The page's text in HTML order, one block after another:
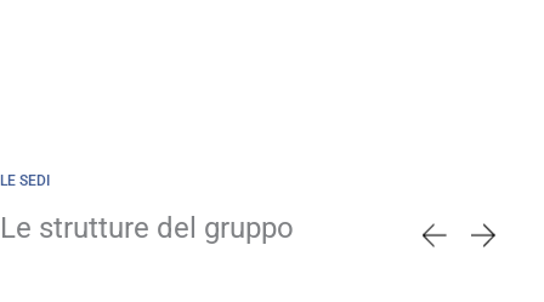
LE SEDI
Le strutture del gruppo